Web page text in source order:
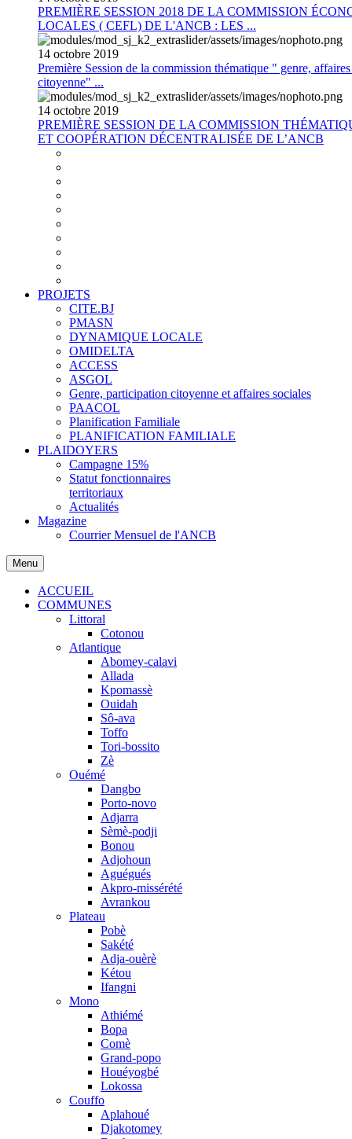
PREMIÈRE SESSION 2018 DE LA COMMISSION
LOCALES ( CEFL) DE L'ANCB : LES ...
14 octobre 2019
Première Session de la commission thématique " genre,
citoyenne" ...
14 octobre 2019
PREMIÈRE SESSION DE LA COMMISSION
ET COOPÉRATION DÉCENTRALISÉE DE L’ANCB
PROJETS
CITE.BJ
PMASN
DYNAMIQUE LOCALE
OMIDELTA
ACCESS
ASGOL
Genre, participation citoyenne et affaires sociales
PAACOL
Planification Familiale
PLANIFICATION FAMILIALE
PLAIDOYERS
Campagne 15%
Statut fonctionnaires
territoriaux
Actualités
Magazine
Courrier Mensuel de l'ANCB
Menu
ACCUEIL
COMMUNES
Littoral
Cotonou
Atlantique
Abomey-calavi
Allada
Kpomassè
Ouidah
Sô-ava
Toffo
Tori-bossito
Zè
Ouémé
Dangbo
Porto-novo
Adjarra
Sèmè-podji
Bonou
Adjohoun
Aguégués
Akpro-missérété
Avrankou
Plateau
Pobè
Sakété
Adja-ouèrè
Kétou
Ifangni
Mono
Athiémé
Bopa
Comè
Grand-popo
Houéyogbé
Lokossa
Couffo
Aplahoué
Djakotomey